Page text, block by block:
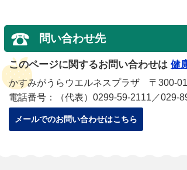
問い合わせ先
このページに関するお問い合わせは 健
かすみがうらウエルネスプラザ 〒300-
電話番号：（代表）0299-59-2111／
メールでのお問い合わせはこちら